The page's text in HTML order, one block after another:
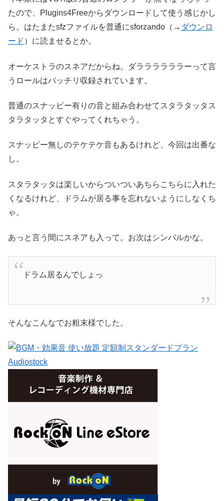
たので、Plugins4Freeからダウンロードして使う感じかし
ら。はたまたsfzファイルを普通にsforzando（→ ダウンロ
ード ）に読ませるとか。
オーケストラのスネアだからね。ダララララララーって言
うロールはバッチリ収録されています。
普通のスナッピー有りの音と組み合わせてスタラタッタス
タラタッタとすぐやってくれちゃう。
スナッピー無しのテケテケ音もあるけれど、今回は出番な
し。
スタラタッタは楽しいからついついあちらこちらに入れた
くなるけれど、ドラムが居る事を忘れないようにしなくち
ゃ。
あっと言う間にスネアも入って。お次はシンバルかな。
ドラム居るんでしょっ
そんなこんなでお粗末様でした。